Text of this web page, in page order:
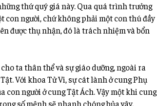
thứ quý giá này. Qua quá trình trưởng
người, chứ không phải một con thú đầy
được thụ nhận, đó là trách nhiệm và bổn
ta thân thể và sự giáo dưỡng, ngoài ra
Với khoa Tử Vi, sự cát lành ở cung Phụ
con người ở cung Tật Ách. Vậy một khi cung
số mệnh sẽ nhanh chóng bủa vây.